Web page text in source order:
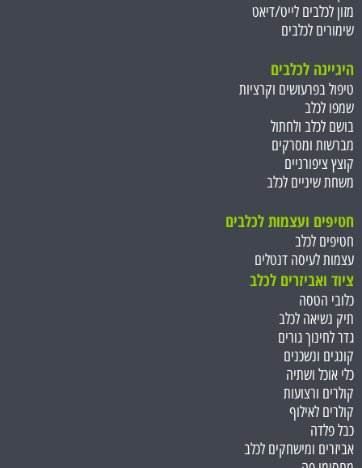
מזון לכלבים לייט/דיאט
שימורים לכלבים
היגיינה לכלבים
טיפול בפרעושים וקרציות
שמפו לכלב
בושם לכלב ולחתול
מברשות ומסרקים
קוצץ ציפורניים
משחת שיניים לכלב
חטיפים ועצמות לכלבים
חטיפים לכלב
עצמות לעיסה דנטלים
ציוד ואביזרים לכלב
כלובי הטסה
תיק נשיאה לכלב
גדר לחינוך גורים
קונגים ונשכנים
כלי אוכל ושתיה
קולרים ורצועות
קולרים לאילוף
כבל פלדה
אביזרים ומישחקים לכלב